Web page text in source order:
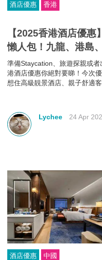
酒店優惠 香港
【2025香港酒店優
懶人包！九龍、港島
準備Staycation、旅遊探親或
港酒店優惠你絕對要睇！今次
想住高級靚景酒店、親子舒適
Lychee
24 Apr
酒店優惠 中國